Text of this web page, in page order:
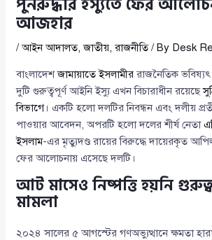
আজহার
/আইন আদালত,জাতীয়,রাজনীতি/ By Desk
বাংলাদেশজামায়াতে ইসলামীররাজনৈতিক ভবিষ্যৎ
দুটি গুরুত্বপূর্ণ আইনি ইস্যু এখন বিচারাধীন রয়েছে
বিভাগে। একটি হলো দলটির নিবন্ধন এবং দলীয়
পাওয়ার আবেদন, অপরটি হলো দলের শীর্ষ নেতা
ইসলাম-এর মৃত্যুদণ্ড রায়ের বিরুদ্ধে দায়েরকৃত
ফের আলোচনায় এসেছে দলটি।
আট মাসেও নিষ্পত্তি হয়নি
মামলা
২০২৪ সালের ৫ আগস্টের গণঅভ্যুত্থানে ক্ষমতা